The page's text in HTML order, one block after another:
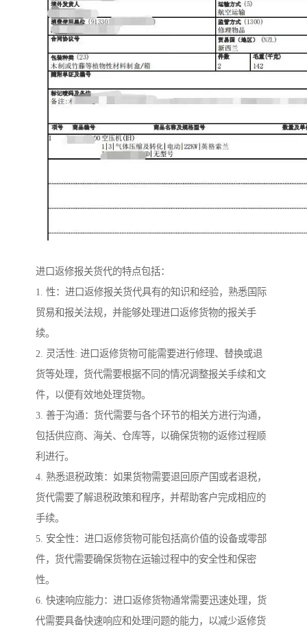
进口返修报关货代的特点包括：
1. 性：进口返修报关货代具有的知识和经验，熟悉国际
贸易和报关法规，并能够处理进口返修货物的报关手
续。
2. 灵活性: 进口返修货物可能需要进行修理、替换或退
货等处理，货代需要根据不同的情况调整报关手续和文
件，以便有效地处理货物。
3. 善于沟通：货代需要与各个环节的相关方进行沟通，
包括供应商、海关、仓库等，以确保货物的返修过程顺
利进行。
4. 熟悉退税政策：如果货物需要退回原产国或者退税，
货代需要了解退税政策和程序，并帮助客户完成相应的
手续。
5. 安全性：进口返修货物可能包括高价值的设备或零部
件，货代需要确保货物在运输过程中的安全性和保密
性。
6. 快速响应能力：进口返修货物通常需要迅速处理，货
代需要具备快速响应和处理问题的能力，以减少返修货